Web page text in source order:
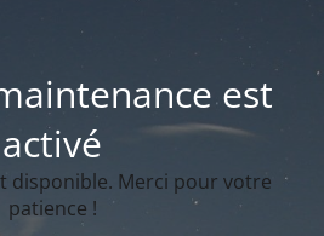
est
activé
disponible. Merci pour votre
patience !